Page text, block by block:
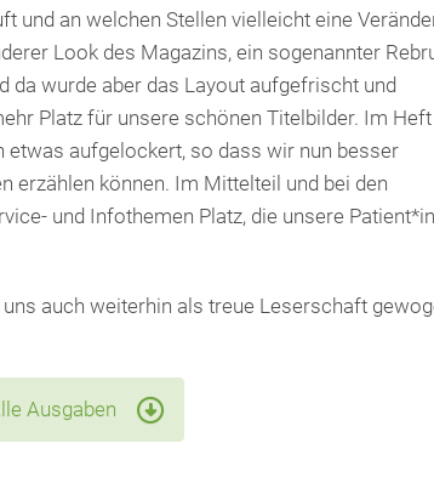
und an welchen Stellen vielleicht eine
Look des Magazins, ein sogenannter
da wurde aber das Layout aufgefrischt und
Platz für unsere schönen Titelbilder. Im Heft
aufgelockert, so dass wir nun besser
erzählen können. Im Mittelteil und bei den
und Infothemen Platz, die unsere
auch weiterhin als treue Leserschaft
Ausgaben